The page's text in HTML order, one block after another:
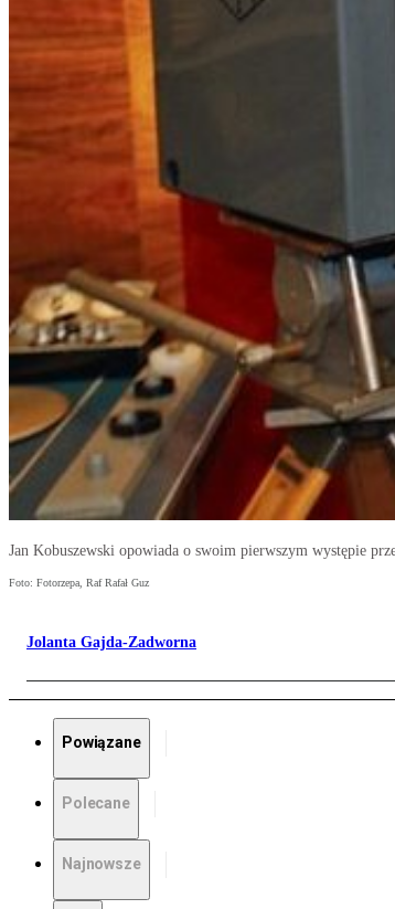
Jan Kobuszewski opowiada o swoim pierwszym występie
Foto: Fotorzepa, Raf Rafał Guz
Jolanta Gajda-Zadworna
Powiązane
Polecane
Najnowsze